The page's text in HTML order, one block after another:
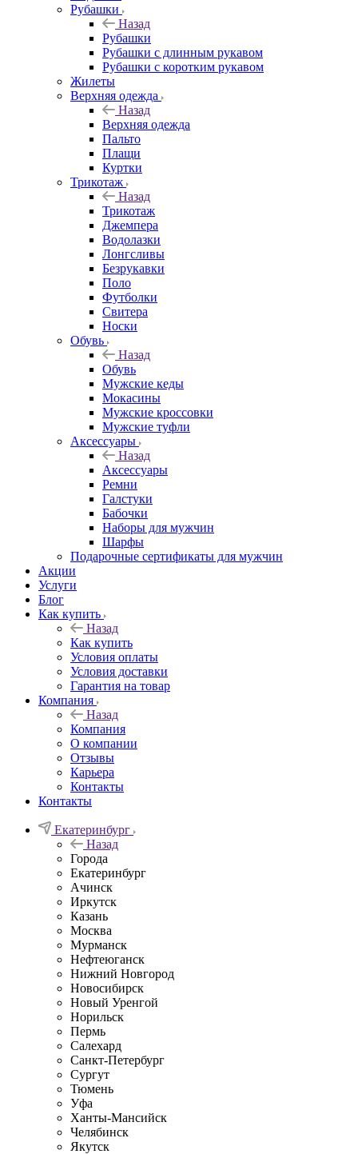
Рубашки
Назад
Рубашки
Рубашки с длинным рукавом
Рубашки с коротким рукавом
Жилеты
Верхняя одежда
Назад
Верхняя одежда
Пальто
Плащи
Куртки
Трикотаж
Назад
Трикотаж
Джемпера
Водолазки
Лонгсливы
Безрукавки
Поло
Футболки
Свитера
Носки
Обувь
Назад
Обувь
Мужские кеды
Мокасины
Мужские кроссовки
Мужские туфли
Аксессуары
Назад
Аксессуары
Ремни
Галстуки
Бабочки
Наборы для мужчин
Шарфы
Подарочные сертификаты для мужчин
Акции
Услуги
Блог
Как купить
Назад
Как купить
Условия оплаты
Условия доставки
Гарантия на товар
Компания
Назад
Компания
О компании
Отзывы
Карьера
Контакты
Контакты
Екатеринбург
Назад
Города
Екатеринбург
Ачинск
Иркутск
Казань
Москва
Мурманск
Нефтеюганск
Нижний Новгород
Новосибирск
Новый Уренгой
Норильск
Пермь
Салехард
Санкт-Петербург
Сургут
Тюмень
Уфа
Ханты-Мансийск
Челябинск
Якутск